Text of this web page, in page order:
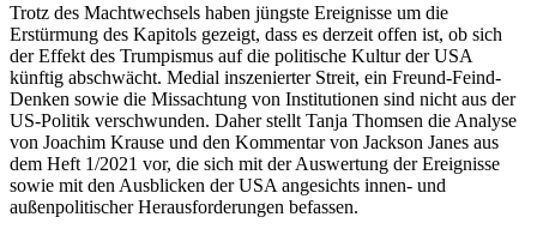
Trotz des Machtwechsels haben jüngste Ereignisse um die
Erstürmung des Kapitols gezeigt, dass es derzeit offen ist, ob sich
der Effekt des Trumpismus auf die politische Kultur der USA
künftig abschwächt. Medial inszenierter Streit, ein Freund-Feind-
Denken sowie die Missachtung von Institutionen sind nicht aus der
US-Politik verschwunden. Daher stellt Tanja Thomsen die Analyse
von Joachim Krause und den Kommentar von Jackson Janes aus
dem Heft 1/2021 vor, die sich mit der Auswertung der Ereignisse
sowie mit den Ausblicken der USA angesichts innen- und
außenpolitischer Herausforderungen befassen.